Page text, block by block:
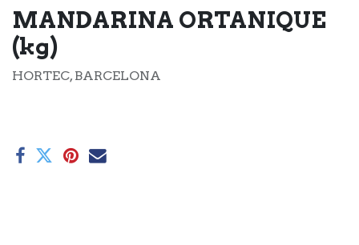
MANDARINA ORTANIQUE
(kg)
HORTEC, BARCELONA